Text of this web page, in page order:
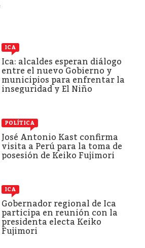
ICA
Ica: alcaldes esperan diálogo
entre el nuevo Gobierno y
municipios para enfrentar la
inseguridad y El Niño
POLÍTICA
José Antonio Kast confirma
visita a Perú para la toma de
posesión de Keiko Fujimori
ICA
Gobernador regional de Ica
participa en reunión con la
presidenta electa Keiko
Fujimori